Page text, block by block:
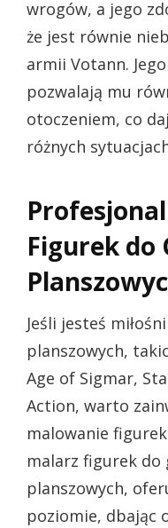
wrogów, a jego
że jest równie
armii Votann.
pozwalają mu
otoczeniem, co
różnych
Figurek do
Jeśli jesteś
planszowych,
Age of Sigmar,
Action, warto
malowanie
malarz figurek
planszowych,
poziomie, dbając